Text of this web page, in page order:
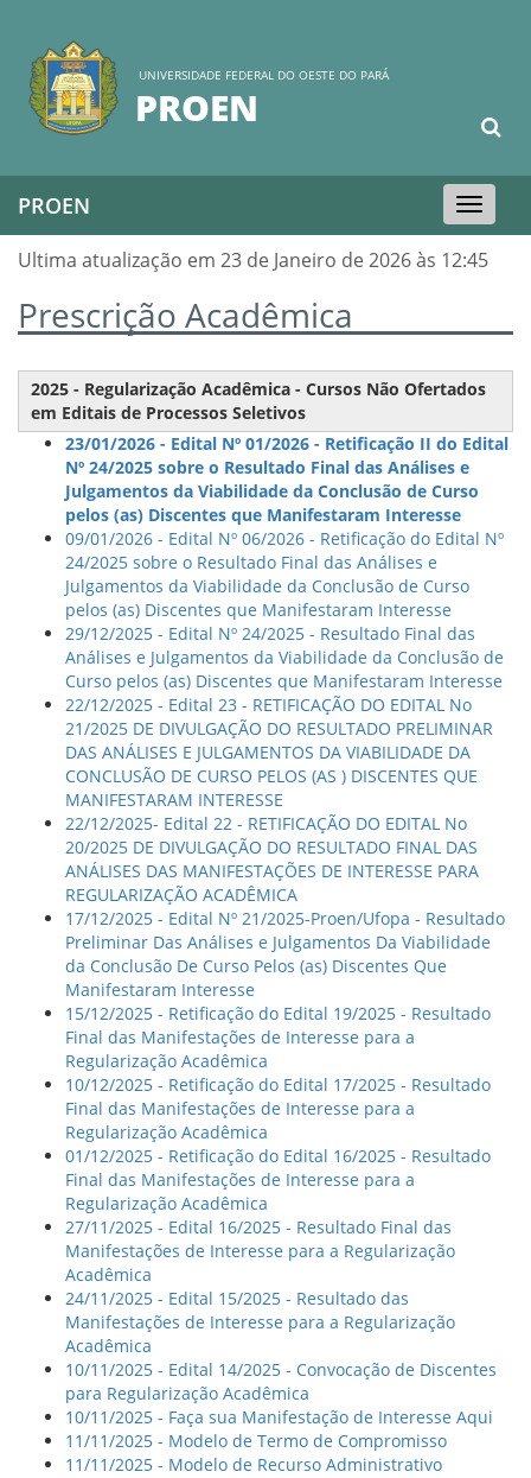
UNIVERSIDADE FEDERAL DO OESTE DO PARÁ
PROEN
Toggle
navigation
PROEN
Ultima atualização em 23 de Janeiro de 2026 às 12:45
Prescrição Acadêmica
2025 - Regularização Acadêmica - Cursos Não Ofertados
em Editais de Processos Seletivos
23/01/2026 - Edital Nº 01/2026 - Retificação II do Edital
Nº 24/2025 sobre o Resultado Final das Análises e
Julgamentos da Viabilidade da Conclusão de Curso
pelos (as) Discentes que Manifestaram Interesse
09/01/2026 - Edital Nº 06/2026 - Retificação do Edital Nº
24/2025 sobre o Resultado Final das Análises e
Julgamentos da Viabilidade da Conclusão de Curso
pelos (as) Discentes que Manifestaram Interesse
29/12/2025 - Edital Nº 24/2025 - Resultado Final das
Análises e Julgamentos da Viabilidade da Conclusão de
Curso pelos (as) Discentes que Manifestaram Interesse
22/12/2025 - Edital 23 - RETIFICAÇÃO DO EDITAL No
21/2025 DE DIVULGAÇÃO DO RESULTADO PRELIMINAR
DAS ANÁLISES E JULGAMENTOS DA VIABILIDADE DA
CONCLUSÃO DE CURSO PELOS (AS ) DISCENTES QUE
MANIFESTARAM INTERESSE
22/12/2025- Edital 22 - RETIFICAÇÃO DO EDITAL No
20/2025 DE DIVULGAÇÃO DO RESULTADO FINAL DAS
ANÁLISES DAS MANIFESTAÇÕES DE INTERESSE PARA
REGULARIZAÇÃO ACADÊMICA
17/12/2025 - Edital Nº 21/2025-Proen/Ufopa - Resultado
Preliminar Das Análises e Julgamentos Da Viabilidade
da Conclusão De Curso Pelos (as) Discentes Que
Manifestaram Interesse
15/12/2025 - Retificação do Edital 19/2025 - Resultado
Final das Manifestações de Interesse para a
Regularização Acadêmica
10/12/2025 - Retificação do Edital 17/2025 - Resultado
Final das Manifestações de Interesse para a
Regularização Acadêmica
01/12/2025 - Retificação do Edital 16/2025 - Resultado
Final das Manifestações de Interesse para a
Regularização Acadêmica
27/11/2025 - Edital 16/2025 - Resultado Final das
Manifestações de Interesse para a Regularização
Acadêmica
24/11/2025 - Edital 15/2025 - Resultado das
Manifestações de Interesse para a Regularização
Acadêmica
10/11/2025 - Edital 14/2025 - Convocação de Discentes
para Regularização Acadêmica
10/11/2025 - Faça sua Manifestação de Interesse Aqui
11/11/2025 - Modelo de Termo de Compromisso
11/11/2025 - Modelo de Recurso Administrativo